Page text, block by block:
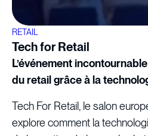
RETAIL
Tech for Retail
L’événement
du retail grâce à la
Tech For Retail, le salon
explore comment la